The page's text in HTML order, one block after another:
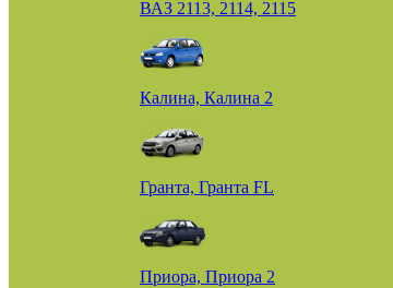
ВАЗ 2113, 2114, 2115
Калина, Калина 2
Гранта, Гранта FL
Приора, Приора 2